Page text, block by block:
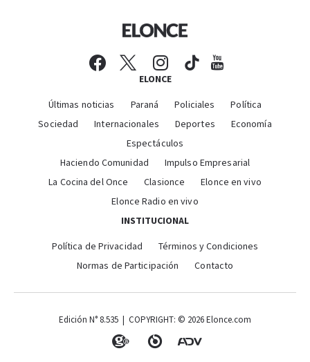
ELONCE
Últimas noticias Paraná Policiales
Política
Sociedad
Internacionales Deportes
Economía
Espectáculos
Haciendo Comunidad
Impulso Empresarial
La Cocina del Once
Clasionce
Elonce en vivo
Elonce Radio en vivo
INSTITUCIONAL
Política de Privacidad
Términos y Condiciones
Normas de Participación
Contacto
Edición N° 8.535 | COPYRIGHT: © 2026 Elonce.com